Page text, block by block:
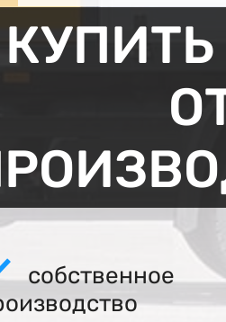
собственное